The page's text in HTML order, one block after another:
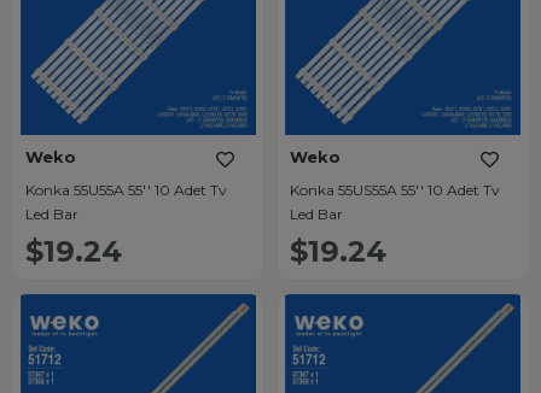
Weko
Konka 55U55A 55'' 10 Adet Tv
Led Bar
$19.24
Weko
Konka 55US55A 55'' 10 Adet Tv
Led Bar
$19.24